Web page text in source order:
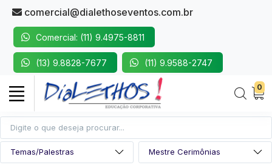
comercial@dialethoseventos.com.br
Comercial: (11) 9.4975-8811
(13) 9.8828-7677 (11) 9.9588-2747
0